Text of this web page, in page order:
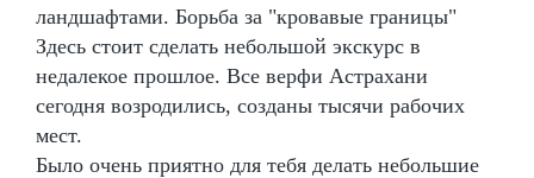
ландшафтами. Борьба за "кровавые границы"
Здесь стоит сделать небольшой экскурс в
недалекое прошлое. Все верфи Астрахани
сегодня возродились, созданы тысячи рабочих
мест.
Было очень приятно для тебя делать небольшие